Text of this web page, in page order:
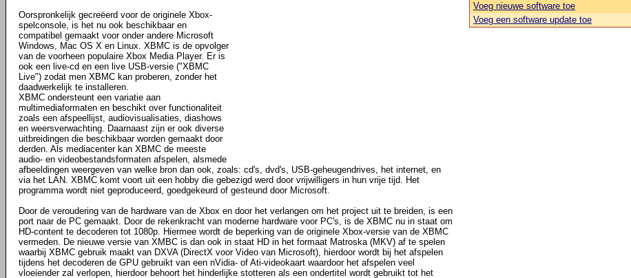
Oorspronkelijk gecreëerd voor de originele Xbox-
spelconsole, is het nu ook beschikbaar en
compatibel gemaakt voor onder andere Microsoft
Windows, Mac OS X en Linux. XBMC is de opvolger
van de voorheen populaire Xbox Media Player. Er is
ook een live-cd en een live USB-versie ("XBMC
Live") zodat men XBMC kan proberen, zonder het
daadwerkelijk te installeren.
XBMC ondersteunt een variatie aan
multimediaformaten en beschikt over functionaliteit
zoals een afspeellijst, audiovisualisaties, diashows
en weersverwachting. Daarnaast zijn er ook diverse
uitbreidingen die beschikbaar worden gemaakt door
derden. Als mediacenter kan XBMC de meeste
audio- en videobestandsformaten afspelen, alsmede
afbeeldingen weergeven van welke bron dan ook, zoals: cd's, dvd's, USB-geheugendrives, het internet, en
via het LAN. XBMC komt voort uit een hobby die gebezigd werd door vrijwilligers in hun vrije tijd. Het
programma wordt niet geproduceerd, goedgekeurd of gesteund door Microsoft.
Door de veroudering van de hardware van de Xbox en door het verlangen om het project uit te breiden, is een
port naar de PC gemaakt. Door de rekenkracht van moderne hardware voor PC's, is de XBMC nu in staat om
HD-content te decoderen tot 1080p. Hiermee wordt de beperking van de originele Xbox-versie van de XBMC
vermeden. De nieuwe versie van XMBC is dan ook in staat HD in het formaat Matroska (MKV) af te spelen
waarbij XBMC gebruik maakt van DXVA (DirectX voor Video van Microsoft), hierdoor wordt bij het afspelen
tijdens het decoderen de GPU gebruikt van een nVidia- of Ati-videokaart waardoor het afspelen veel
vloeiender zal verlopen, hierdoor behoort het hinderlijke stotteren als een ondertitel wordt gebruikt tot het
Voeg nieuwe software toe
Voeg een software update toe